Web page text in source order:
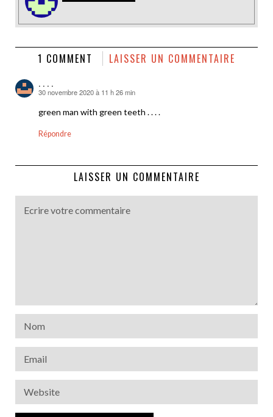
1 COMMENT LAISSER UN COMMENTAIRE
. . . .
dit :
30 novembre 2020 à 11 h 26 min
green man with green teeth . . . .
Répondre
LAISSER UN COMMENTAIRE